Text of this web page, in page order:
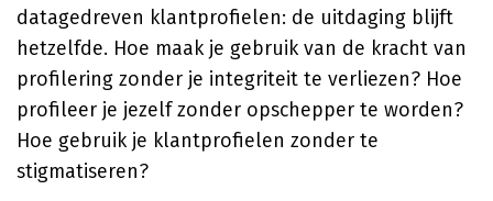
datagedreven klantprofielen: de uitdaging blijft
hetzelfde. Hoe maak je gebruik van de kracht van
profilering zonder je integriteit te verliezen? Hoe
profileer je jezelf zonder opschepper te worden?
Hoe gebruik je klantprofielen zonder te
stigmatiseren?